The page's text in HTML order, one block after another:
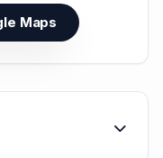
Maps